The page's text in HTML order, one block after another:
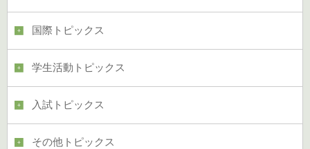
国際トピックス
学生活動トピックス
入試トピックス
その他トピックス